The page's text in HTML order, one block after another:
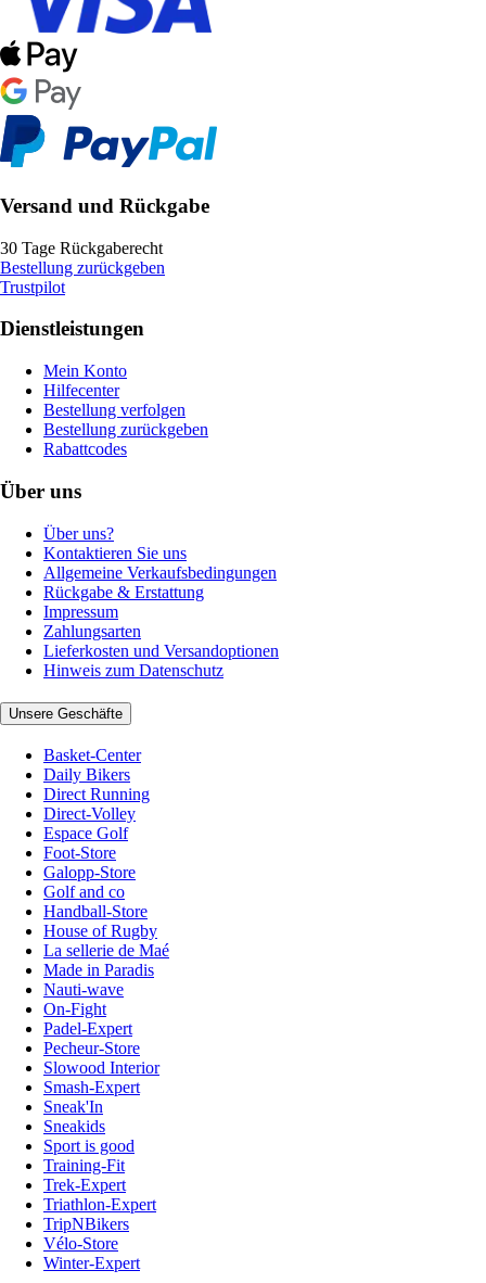
Versand und Rückgabe
30 Tage Rückgaberecht
Bestellung zurückgeben
Trustpilot
Dienstleistungen
Mein Konto
Hilfecenter
Bestellung verfolgen
Bestellung zurückgeben
Rabattcodes
Über uns
Über uns?
Kontaktieren Sie uns
Allgemeine Verkaufsbedingungen
Rückgabe & Erstattung
Impressum
Zahlungsarten
Lieferkosten und Versandoptionen
Hinweis zum Datenschutz
Unsere Geschäfte
Basket-Center
Daily Bikers
Direct Running
Direct-Volley
Espace Golf
Foot-Store
Galopp-Store
Golf and co
Handball-Store
House of Rugby
La sellerie de Maé
Made in Paradis
Nauti-wave
On-Fight
Padel-Expert
Pecheur-Store
Slowood Interior
Smash-Expert
Sneak'In
Sneakids
Sport is good
Training-Fit
Trek-Expert
Triathlon-Expert
TripNBikers
Vélo-Store
Winter-Expert